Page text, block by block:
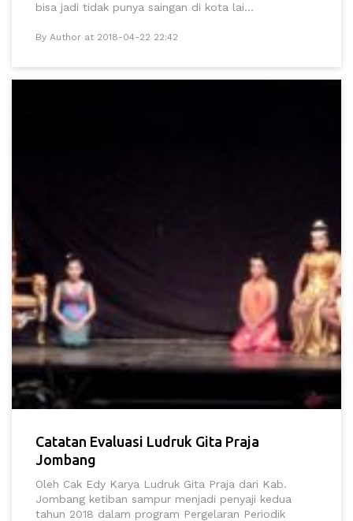
bisa jadi tidak punya saingan di kota lai...
By Author at 2018-04-22 22:42
Catatan Evaluasi Ludruk Gita Praja
Jombang
Oleh Cak Edy Karya Ludruk Gita Praja dari Kab.
Jombang ketiban sampur menjadi penyaji kedua
tahun 2018 dalam program Pergelaran Periodik